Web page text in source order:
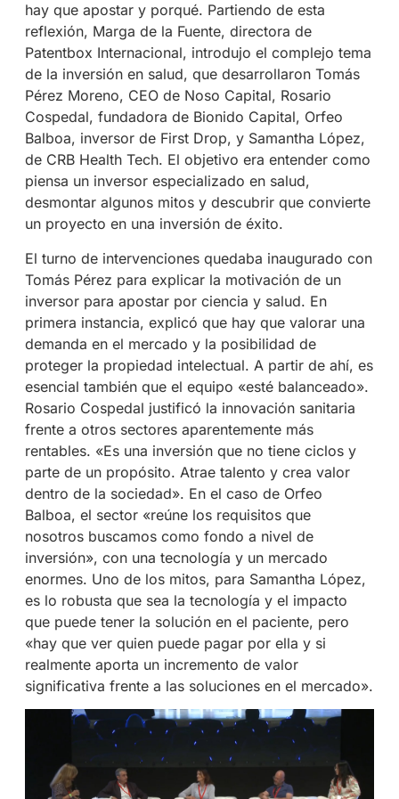
hay que apostar y porqué. Partiendo de esta
reflexión, Marga de la Fuente, directora de
Patentbox Internacional, introdujo el complejo tema
de la inversión en salud, que desarrollaron Tomás
Pérez Moreno, CEO de Noso Capital, Rosario
Cospedal, fundadora de Bionido Capital, Orfeo
Balboa, inversor de First Drop, y Samantha López,
de CRB Health Tech. El objetivo era entender como
piensa un inversor especializado en salud,
desmontar algunos mitos y descubrir que convierte
un proyecto en una inversión de éxito.
El turno de intervenciones quedaba inaugurado con
Tomás Pérez para explicar la motivación de un
inversor para apostar por ciencia y salud. En
primera instancia, explicó que hay que valorar una
demanda en el mercado y la posibilidad de
proteger la propiedad intelectual. A partir de ahí, es
esencial también que el equipo «esté balanceado».
Rosario Cospedal justificó la innovación sanitaria
frente a otros sectores aparentemente más
rentables. «Es una inversión que no tiene ciclos y
parte de un propósito. Atrae talento y crea valor
dentro de la sociedad». En el caso de Orfeo
Balboa, el sector «reúne los requisitos que
nosotros buscamos como fondo a nivel de
inversión», con una tecnología y un mercado
enormes. Uno de los mitos, para Samantha López,
es lo robusta que sea la tecnología y el impacto
que puede tener la solución en el paciente, pero
«hay que ver quien puede pagar por ella y si
realmente aporta un incremento de valor
significativa frente a las soluciones en el mercado».